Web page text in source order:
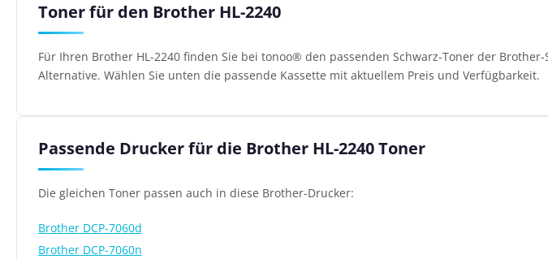
Toner für den Brother HL-2240
Für Ihren Brother HL-2240 finden Sie bei tonoo® den passenden Schwarz-Toner der
Alternative. Wählen Sie unten die passende Kassette mit aktuellem Preis und Verfügbarkeit.
Passende Drucker für die Brother HL-2240 Toner
Die gleichen Toner passen auch in diese Brother-Drucker:
Brother DCP-7060d
Brother DCP-7060n